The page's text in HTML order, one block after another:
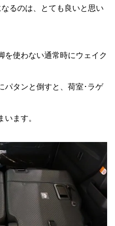
るのは、とても良いと思い
を使わない通常時にウェイク
パタンと倒すと、荷室･ラゲ
います。